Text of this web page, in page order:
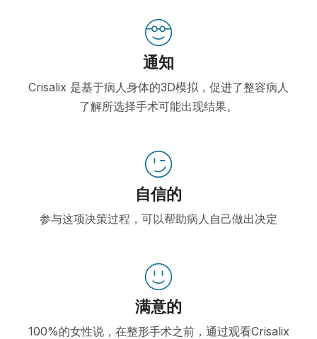
通知
Crisalix 是基于病人身体的3D模拟，促进了整容病人
了解所选择手术可能出现结果。
自信的
参与这项决策过程，可以帮助病人自己做出决定
满意的
100%的女性说，在整形手术之前，通过观看Crisalix